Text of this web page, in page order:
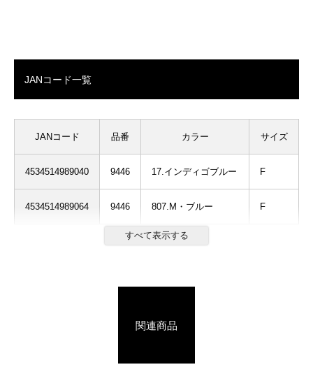
JANコード一覧
JANコード 品番 カラー サイズ
4534514989040 9446 17.インディゴブルー F
4534514989064 9446 807.M・ブルー F
関連商品